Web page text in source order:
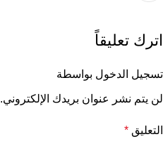
اترك تعليقاً
تسجيل الدخول بواسطة
لن يتم نشر عنوان بريدك الإلكتروني.
التعليق *